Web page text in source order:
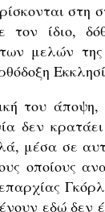
στη
ίδιο,
μελών
του άποψη,
δεν
μέσα σε
οποίους
εδώ δεν